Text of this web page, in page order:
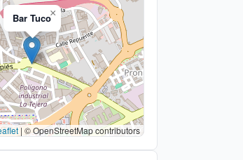
Bar Tuco×
| © OpenStreetMap contributors